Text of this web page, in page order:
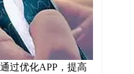
优化APP，提高